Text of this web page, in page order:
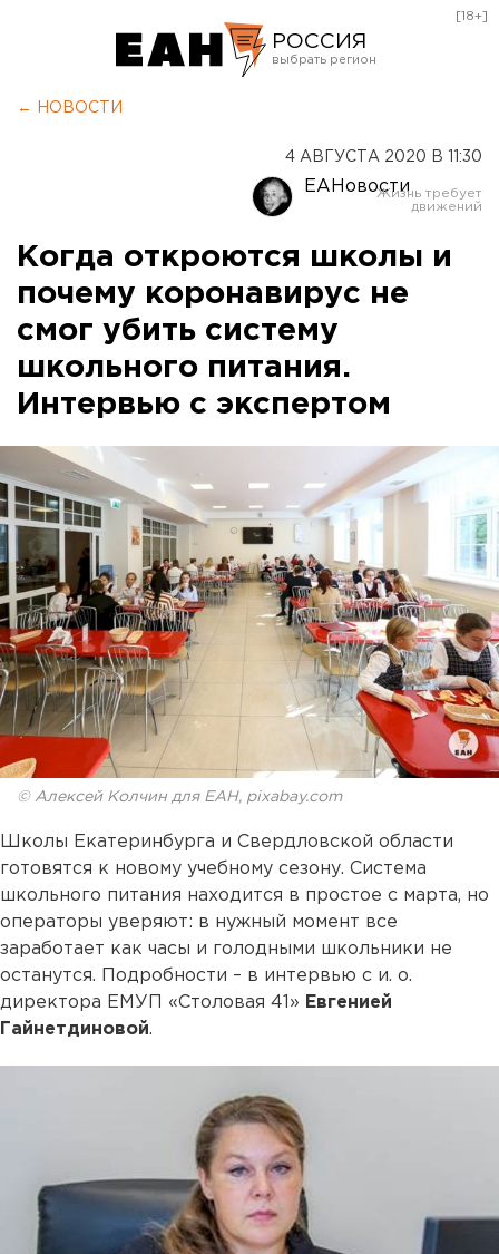
РОССИЯ
Оренбург
[18+]
← НОВОСТИ
4 АВГУСТА 2020 В 11:30
ЕАНовости
Когда откроются школы и
почему коронавирус не
смог убить систему
школьного питания.
Интервью с экспертом
© Алексей Колчин для ЕАН, pixabay.com
Школы Екатеринбурга и Свердловской области
готовятся к новому учебному сезону. Система
школьного питания находится в простое с марта, но
операторы уверяют: в нужный момент все
заработает как часы и голодными школьники не
останутся. Подробности – в интервью с и. о.
директора ЕМУП «Столовая 41» Евгенией
Гайнетдиновой.